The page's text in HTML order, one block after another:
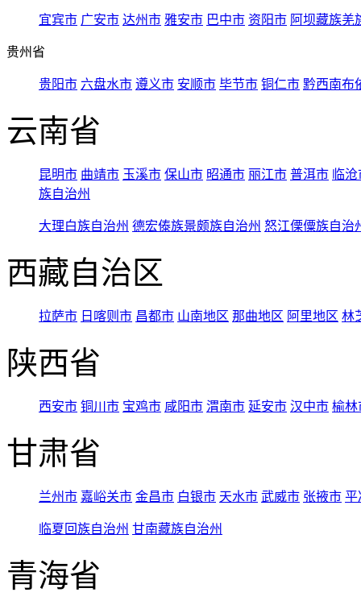
宜宾市 广安市 达州市 雅安市 巴中市 资阳市 阿坝藏族羌
贵州省
贵阳市 六盘水市 遵义市 安顺市 毕节市 铜仁市 黔西南布
云南省
昆明市 曲靖市 玉溪市 保山市 昭通市 丽江市 普洱市 临
族自治州
大理白族自治州 德宏傣族景颇族自治州 怒江傈僳族自治
西藏自治区
拉萨市 日喀则市 昌都市 山南地区 那曲地区 阿里地区 林
陕西省
西安市 铜川市 宝鸡市 咸阳市 渭南市 延安市 汉中市 榆林
甘肃省
兰州市 嘉峪关市 金昌市 白银市 天水市 武威市 张掖市 平
临夏回族自治州 甘南藏族自治州
青海省